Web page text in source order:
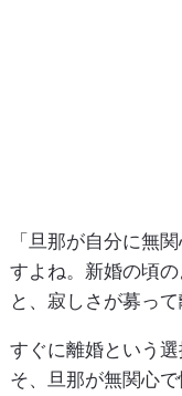
「旦那が自分に無
すよね。新婚の頃
と、寂しさが募っ
すぐに離婚という
そ、旦那が無関心